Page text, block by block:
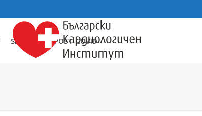
SINDROMUL POST-COVID